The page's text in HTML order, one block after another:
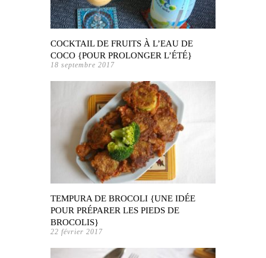
COCKTAIL DE FRUITS À L’EAU DE
COCO {POUR PROLONGER L’ÉTÉ}
18 septembre 2017
TEMPURA DE BROCOLI {UNE IDÉE
POUR PRÉPARER LES PIEDS DE
BROCOLIS}
22 février 2017